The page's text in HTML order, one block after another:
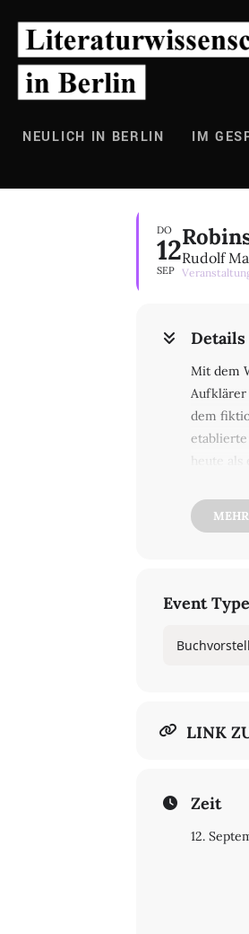
Inhalt
springen
NEULICH IN BERLIN IM
DO
12
SEP
Rudolf
Details
Mit dem
Aufklärer
dem
heute
endlich
Event Type
LINK
Zeit
12.